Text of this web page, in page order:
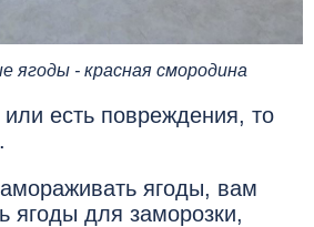
ягоды - красная смородина
есть повреждения, то
ягоды, вам
ягоды для заморозки,